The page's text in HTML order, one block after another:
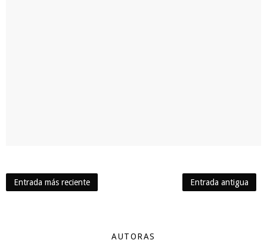
Entrada más reciente Entrada antigua
AUTORAS